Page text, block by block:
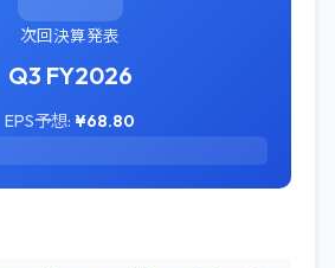
次回決算発表
Q3 FY2026
EPS予想: ¥68.80